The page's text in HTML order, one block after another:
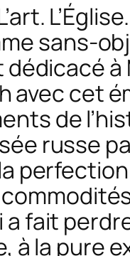
sans-
à
avec cet
de
russe
perfection
a fait
à la pure